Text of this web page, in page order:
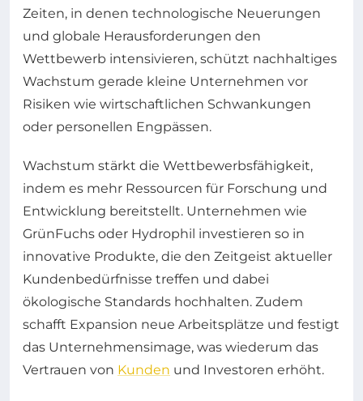
Zeiten, in denen technologische Neuerungen
und globale Herausforderungen den
Wettbewerb intensivieren, schützt nachhaltiges
Wachstum gerade kleine Unternehmen vor
Risiken wie wirtschaftlichen Schwankungen
oder personellen Engpässen.
Wachstum stärkt die Wettbewerbsfähigkeit,
indem es mehr Ressourcen für Forschung und
Entwicklung bereitstellt. Unternehmen wie
GrünFuchs oder Hydrophil investieren so in
innovative Produkte, die den Zeitgeist aktueller
Kundenbedürfnisse treffen und dabei
ökologische Standards hochhalten. Zudem
schafft Expansion neue Arbeitsplätze und festigt
das Unternehmensimage, was wiederum das
Vertrauen von Kunden und Investoren erhöht.